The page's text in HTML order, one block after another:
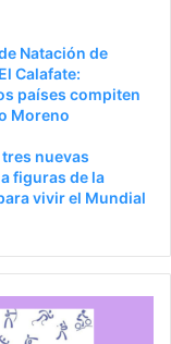
Natación de
Calafate:
países compiten
Moreno
tres nuevas
figuras de la
vivir el Mundial